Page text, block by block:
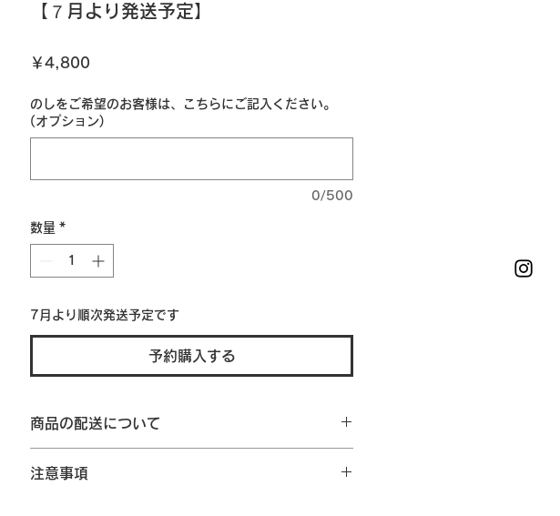
【７月より発送予定】
￥4,800
のしをご希望のお客様は、こちらにご記入ください。
(オプション)
0/500
数量 *
7月より順次発送予定です
予約購入する
商品の配送について
発送期日：2025年7月上旬～8月中旬頃、順次発送予定
注意事項